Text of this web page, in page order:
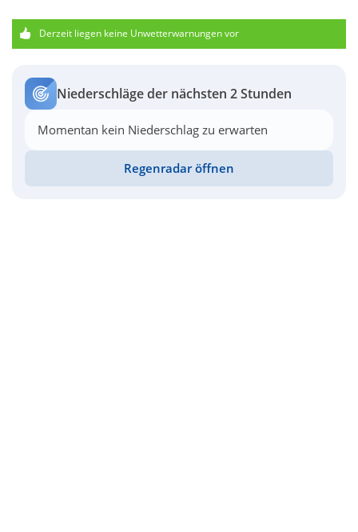
Derzeit liegen keine Unwetterwarnungen vor
Niederschläge der nächsten 2 Stunden
Momentan kein Niederschlag zu erwarten
Regenradar öffnen